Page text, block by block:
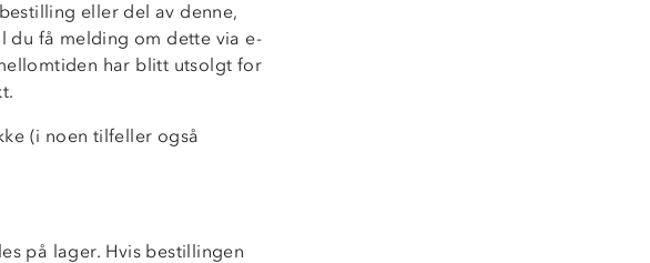
eller del av denne,
du få melding om dette via e-
har blitt utsolgt for
(i noen tilfeller også
på lager. Hvis bestillingen